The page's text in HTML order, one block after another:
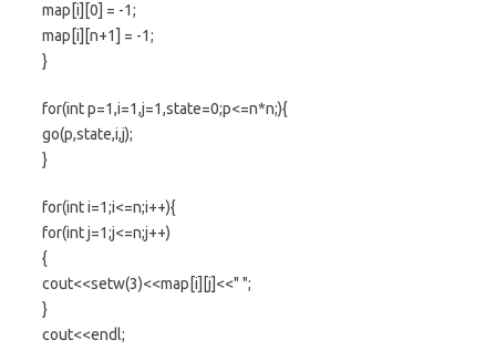
map[i][0] = -1;
map[i][n+1] = -1;
}
for(int p=1,i=1,j=1,state=0;p<=n*n;){
go(p,state,i,j);
}
for(int i=1;i<=n;i++){
for(int j=1;j<=n;j++)
{
cout<<setw(3)<<map[i][j]<<" ";
}
cout<<endl;